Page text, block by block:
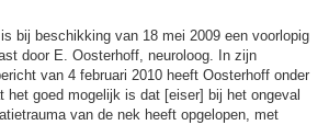
bij beschikking van 18 mei 2009 een voorlopig
door E. Oosterhoff, neuroloog. In zijn
van 4 februari 2010 heeft Oosterhoff onder
het goed mogelijk is dat [eiser] bij het ongeval
van de nek heeft opgelopen, met